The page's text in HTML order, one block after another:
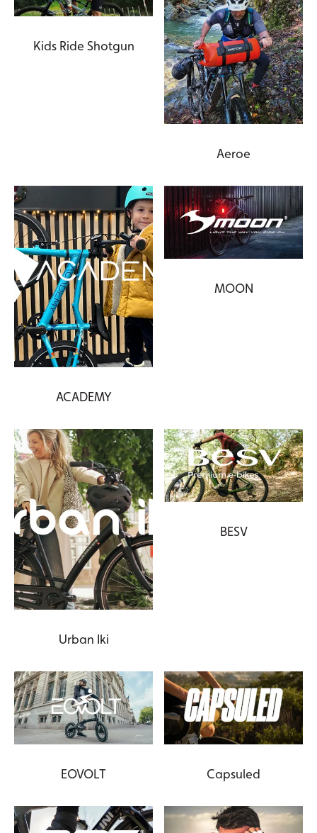
Kids Ride Shotgun
Aeroe
ACADEMY
MOON
Urban Iki
BESV
EOVOLT Capsuled